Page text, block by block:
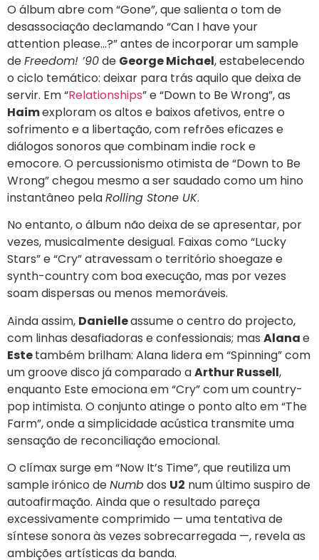
O álbum abre com “Gone”, que salienta o tom de
desassociação declamando “Can I have your
attention please…?” antes de incorporar um sample
deFreedom! ’90de George Michael, estabelecendo
o ciclo temático: deixar para trás aquilo que deixa de
servir. Em “Relationships” e “Down to Be Wrong”, as
Haimexploram os altos e baixos afetivos, entre o
sofrimento e a libertação, com refrões eficazes e
diálogos sonoros que combinam indie rock e
emocore. O percussionismo otimista de “Down to Be
Wrong” chegou mesmo a ser saudado como um hino
instantâneo pelaRolling Stone UK.
No entanto, o álbum não deixa de se apresentar, por
vezes, musicalmente desigual. Faixas como “Lucky
Stars” e “Cry” atravessam o território shoegaze e
synth-country com boa execução, mas por vezes
soam dispersas ou menos memoráveis.
Ainda assim, Danielleassume o centro do projecto,
com linhas desafiadoras e confessionais; mas Alanae
Estetambém brilham: Alana lidera em “Spinning” com
um groove disco já comparado aArthur Russell,
enquanto Este emociona em “Cry” com um country-
pop intimista. O conjunto atinge o ponto alto em “The
Farm”, onde a simplicidade acústica transmite uma
sensação de reconciliação emocional.
O clímax surge em “Now It’s Time”, que reutiliza um
sample irónico deNumbdos U2 num último suspiro de
autoafirmação. Ainda que o resultado pareça
excessivamente comprimido — uma tentativa de
síntese sonora às vezes sobrecarregada —, revela as
ambições artísticas da banda.